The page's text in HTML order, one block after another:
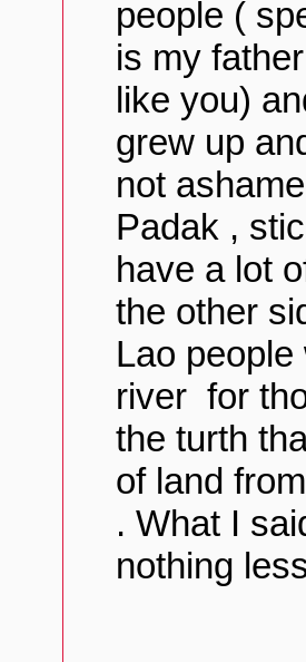
people (
is my
like you)
grew up
not
Padak ,
have a lot
the other
Lao
river for
the turth
of land
. What I
nothing